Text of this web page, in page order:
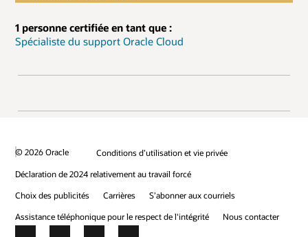
1 personne certifiée en tant que :
Spécialiste du support Oracle Cloud
© 2026 Oracle
Conditions d’utilisation et vie privée
Déclaration de 2024 relativement au travail forcé
Choix des publicités
Carrières
S’abonner aux courriels
Assistance téléphonique pour le respect de l'intégrité
Nous contacter